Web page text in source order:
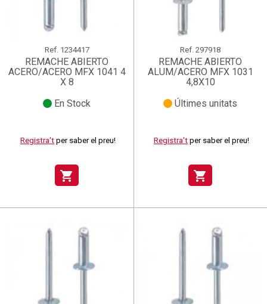
Ref. 1234417
REMACHE ABIERTO
ACERO/ACERO MFX 1041 4
X 8
En Stock
Registra't per saber el preu!
shopping_cart
Ref. 297918
REMACHE ABIERTO
ALUM/ACERO MFX 1031
4,8X10
Últimes unitats
Registra't per saber el preu!
shopping_cart